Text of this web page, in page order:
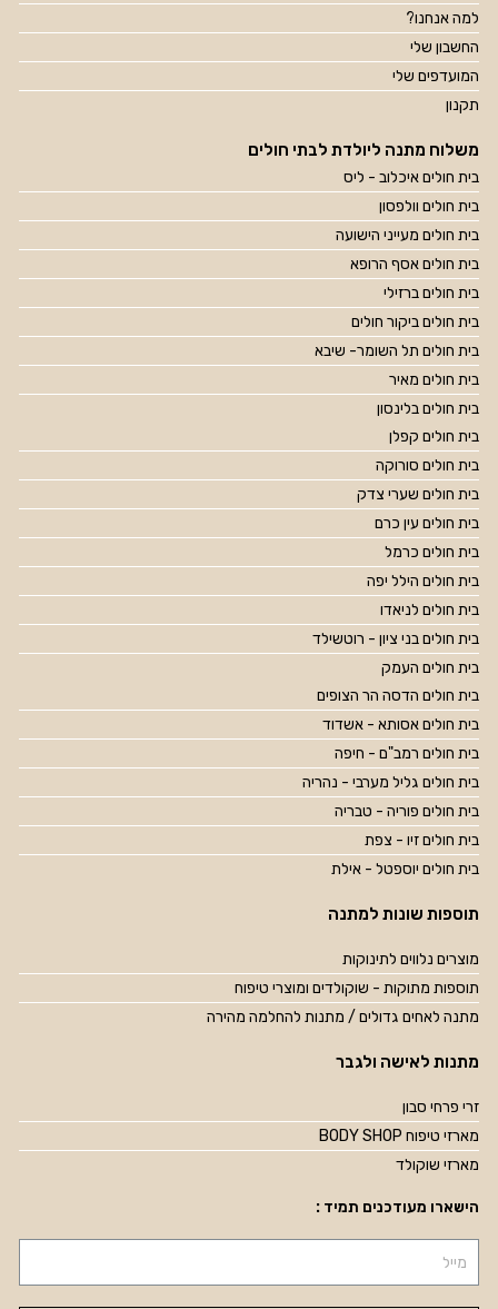
למה אנחנו?
החשבון שלי
המועדפים שלי
תקנון
משלוח מתנה ליולדת לבתי חולים
בית חולים איכלוב - ליס
בית חולים וולפסון
בית חולים מעייני הישועה
בית חולים אסף הרופא
בית חולים ברזילי
בית חולים ביקור חולים
בית חולים תל השומר- שיבא
בית חולים מאיר
בית חולים בלינסון
בית חולים קפלן
בית חולים סורוקה
בית חולים שערי צדק
בית חולים עין כרם
בית חולים כרמל
בית חולים הילל יפה
בית חולים לניאדו
בית חולים בני ציון - רוטשילד
בית חולים העמק
בית חולים הדסה הר הצופים
בית חולים אסותא - אשדוד
בית חולים רמב"ם - חיפה
בית חולים גליל מערבי - נהריה
בית חולים פוריה - טבריה
בית חולים זיו - צפת
בית חולים יוספטל - אילת
תוספות שונות למתנה
מוצרים נלווים לתינוקות
תוספות מתוקות - שוקולדים ומוצרי טיפוח
מתנה לאחים גדולים / מתנות להחלמה מהירה
מתנות לאישה ולגבר
זרי פרחי סבון
מארזי טיפוח BODY SHOP
מארזי שוקולד
הישארו מעודכנים תמיד :